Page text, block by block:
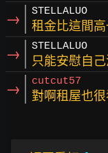
→ STELLALUO
租金比這間
→ STELLALUO
只能安慰自
→ cutcut57
對啊租屋也